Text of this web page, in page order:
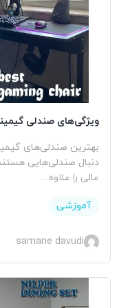
ویژگی‌های صندلی
بهترین صندلی‌های
دنبال صندلی‌هایی
عالی را علاوه…
آموزشی
samane davudi